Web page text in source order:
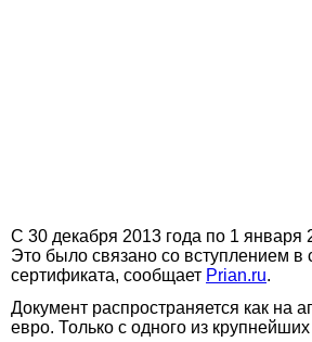
С 30 декабря 2013 года по 1
Это было связано со вступлением в
сертификата, сообщает Prian.ru.
Документ распространяется как на
евро. Только с одного из